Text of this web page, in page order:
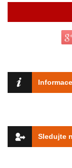
Informace
Sledujte